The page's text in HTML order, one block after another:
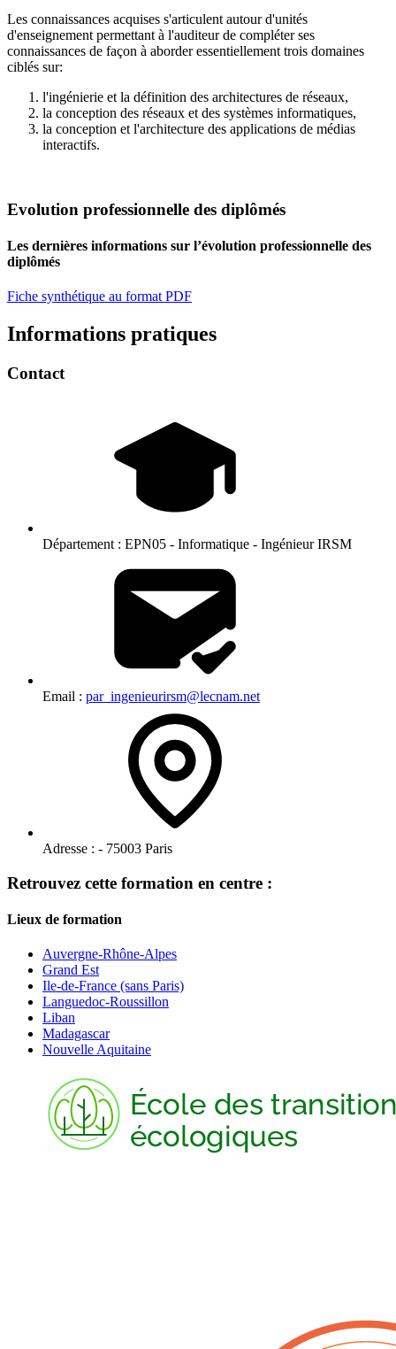
Les connaissances acquises s'articulent autour d'unités
d'enseignement permettant à l'auditeur de compléter ses
connaissances de façon à aborder essentiellement trois domaines
ciblés sur:
l'ingénierie et la définition des architectures de réseaux,
la conception des réseaux et des systèmes informatiques,
la conception et l'architecture des applications de médias
interactifs.
Evolution professionnelle des diplômés
Les dernières informations sur l’évolution professionnelle des
diplômés
Fiche synthétique au format PDF
Informations pratiques
Contact
Département : EPN05 - Informatique - Ingénieur IRSM
Email : par_ingenieurirsm@lecnam.net
Adresse : - 75003 Paris
Retrouvez cette formation en centre :
Lieux de formation
Auvergne-Rhône-Alpes
Grand Est
Ile-de-France (sans Paris)
Languedoc-Roussillon
Liban
Madagascar
Nouvelle Aquitaine